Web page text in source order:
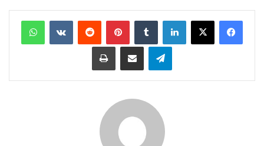
لينكدإن بينتيريست
تيلقرام مشاركة عبر البريد طباعة